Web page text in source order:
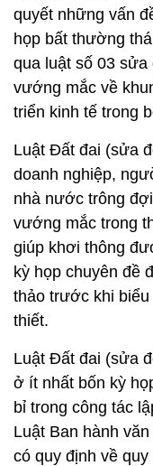
quyết những vấn
họp bất thường
qua luật số 03
vướng mắc về
triển kinh tế trong
Luật Đất đai (sửa
doanh nghiệp,
nhà nước trông
vướng mắc trong
giúp khơi thông
kỳ họp chuyên đề
thảo trước khi
thiết.
Luật Đất đai (sửa
ở ít nhất bốn kỳ
bỉ trong công tác
Luật Ban hành
có quy định về